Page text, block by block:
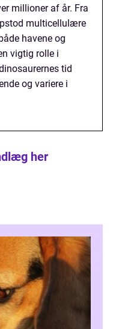
millioner af år. Fra
multicellulære
havene og
vigtig rolle i
tid
og variere i
her